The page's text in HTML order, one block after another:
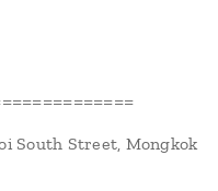
South Street, Mongkok